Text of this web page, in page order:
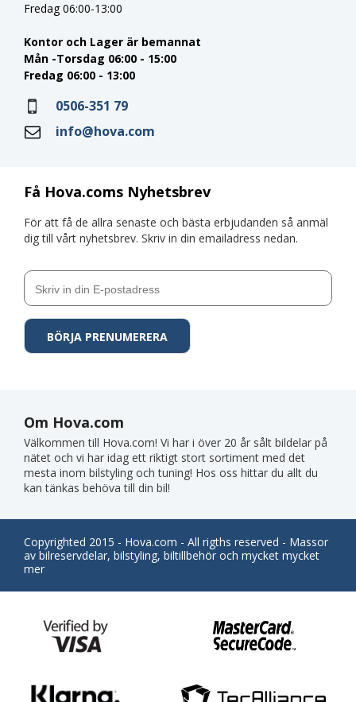
Få Hova.coms Nyhetsbrev
För att få de allra senaste och bästa erbjudanden så anmäl
dig till vårt nyhetsbrev. Skriv in din emailadress nedan.
Fredag 06:00-13:00
Kontor och Lager är bemannat
Mån -Torsdag 06:00 - 15:00
Fredag 06:00 - 13:00
0506-351 79
info@hova.com
Om Hova.com
Välkommen till Hova.com! Vi har i över 20 år sålt bildelar på
nätet och vi har idag ett riktigt stort sortiment med det
mesta inom bilstyling och tuning! Hos oss hittar du allt du
kan tänkas behöva till din bil!
Copyrighted 2015 - Hova.com - All rigths reserved - Massor
av bilreservdelar, bilstyling, biltillbehör och mycket mycket
mer